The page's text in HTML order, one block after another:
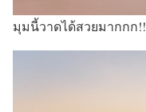
มุมนี้วาดได้สวยมากกก!!